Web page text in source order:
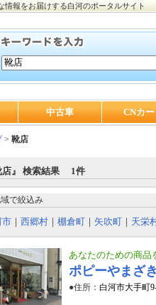
報をお届けする白河のポータルサイト
中古車 CNカ
> 靴店
店』 検索結果 1件
で絞込み
市 ｜ 西郷村 ｜ 棚倉町 ｜ 矢吹町 ｜ 天栄
あなたのための商品
ポピーやまざ
●住所： 白河市大手町